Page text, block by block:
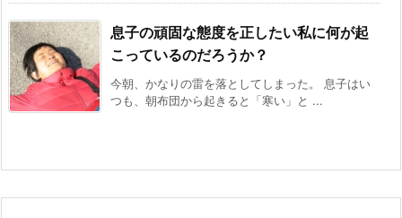
息子の頑固な態度を正したい私に何が起
こっているのだろうか？
今朝、かなりの雷を落としてしまった。 息子はい
つも、朝布団から起きると「寒い」と ...